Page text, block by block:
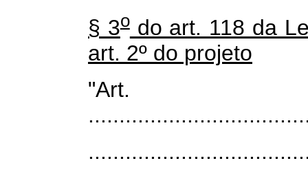
§ 3odo art. 118 da
art. 2º do projeto